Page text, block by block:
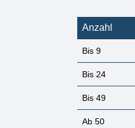
Anzahl
Bis9
Bis 24
Bis49
Ab50